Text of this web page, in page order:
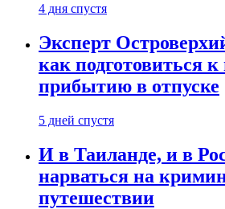
4 дня спустя
Эксперт
как подготовиться
прибытию в отпуске
5 дней спустя
И в Таиланде, и в
нарваться на
путешествии